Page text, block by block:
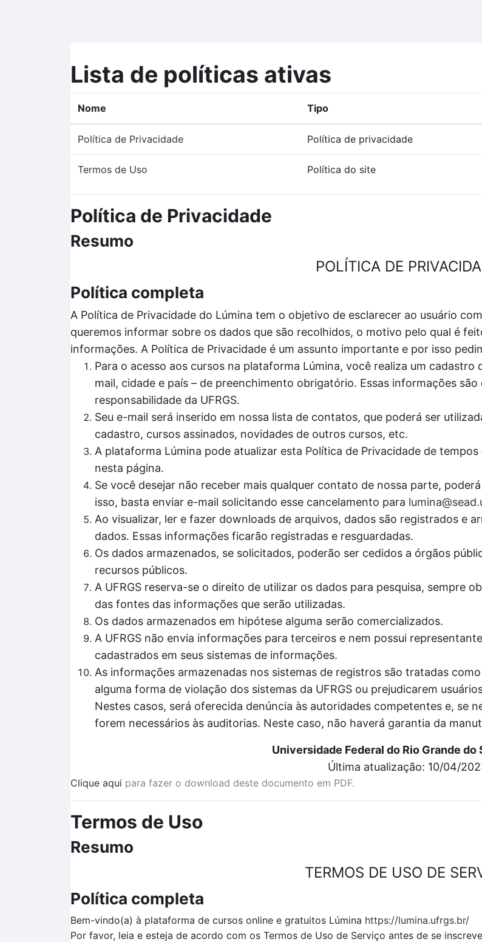
Lista de políticas ativas
Nome Tipo
Política de Privacidade Política de privacidade
Termos de Uso Política do site
Política de Privacidade
Resumo
POLÍTICA DE
Política completa
A Política de Privacidade do Lúmina tem o objetivo de esclarecer ao usuário
queremos informar sobre os dados que são recolhidos, o motivo pelo qual é
informações. A Política de Privacidade é um assunto importante e por isso
Para o acesso aos cursos na plataforma Lúmina, você realiza um
mail, cidade e país – de preenchimento obrigatório. Essas informações
responsabilidade da UFRGS.
Seu e-mail será inserido em nossa lista de contatos, que poderá ser
cadastro, cursos assinados, novidades de outros cursos, etc.
A plataforma Lúmina pode atualizar esta Política de Privacidade de
nesta página.
Se você desejar não receber mais qualquer contato de nossa parte,
isso, basta enviar e-mail solicitando esse cancelamento para
Ao visualizar, ler e fazer downloads de arquivos, dados são registrados e
dados. Essas informações ficarão registradas e resguardadas.
Os dados armazenados, se solicitados, poderão ser cedidos a órgãos
recursos públicos.
A UFRGS reserva-se o direito de utilizar os dados para pesquisa, sempre
das fontes das informações que serão utilizadas.
Os dados armazenados em hipótese alguma serão comercializados.
A UFRGS não envia informações para terceiros e nem possui
cadastrados em seus sistemas de informações.
As informações armazenadas nos sistemas de registros são tratadas
alguma forma de violação dos sistemas da UFRGS ou prejudicarem
Nestes casos, será oferecida denúncia às autoridades competentes e, se
forem necessários às auditorias. Neste caso, não haverá garantia da
Universidade Federal do Rio Grande do
Última atualização: 10/04/
Clique aqui para fazer o download deste documento em PDF.
Termos de Uso
Resumo
TERMOS DE USO DE
Política completa
Bem-vindo(a) à plataforma de cursos online e gratuitos Lúmina https://lumina.ufrgs.br/
Por favor, leia e esteja de acordo com os Termos de Uso de Serviço antes de se